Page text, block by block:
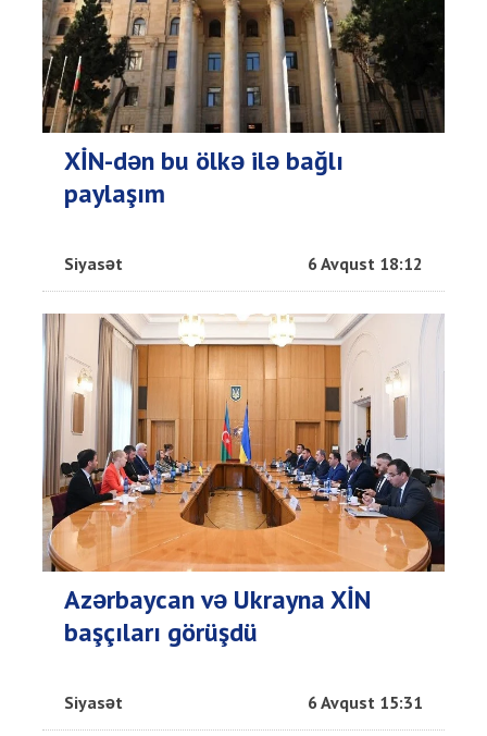
XİN-dən bu ölkə ilə bağlı
paylaşım
Siyasət 6 Avqust 18:12
Azərbaycan və Ukrayna XİN
başçıları görüşdü
Siyasət 6 Avqust 15:31